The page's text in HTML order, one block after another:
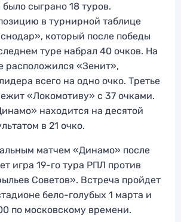
сыграно 18 туров.
в турнирной таблице
который после победы
туре набрал 40 очков. На
расположился «Зенит»,
всего на одно очко. Третье
«Локомотиву» с 37 очками.
находится на десятой
в 21 очко.
матчем «Динамо» после
игра 19-го тура РПЛ против
Советов». Встреча пройдет
бело-голубых 1 марта и
по московскому времени.